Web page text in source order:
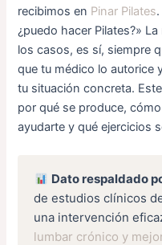
recibimos en Pinar Pilates
¿puedo hacer Pilates?»
los casos, es sí, siempre
que tu médico lo autorice
tu situación concreta.
por qué se produce,
ayudarte y qué ejercicios
Dato respaldado
de estudios clínicos
una intervención
lumbar crónico y